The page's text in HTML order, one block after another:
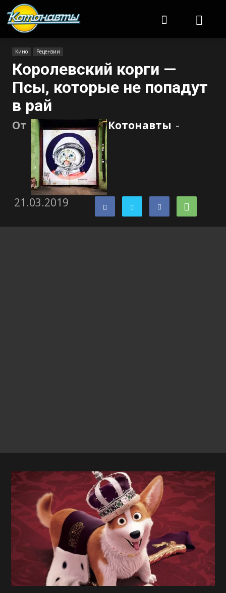
Кино Рецензии
Королевский корги —
Псы, которые не попадут
в рай
От Котонавты -
21.03.2019